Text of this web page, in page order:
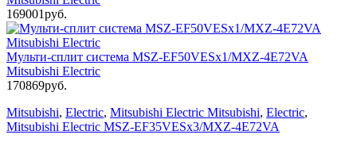
169001руб.
Мульти-сплит система MSZ-EF50VESx1/MXZ-4E72VA
Mitsubishi Electric
170869руб.
Mitsubishi, Electric, Mitsubishi Electric Mitsubishi, Electric,
Mitsubishi Electric MSZ-EF35VESx3/MXZ-4E72VA